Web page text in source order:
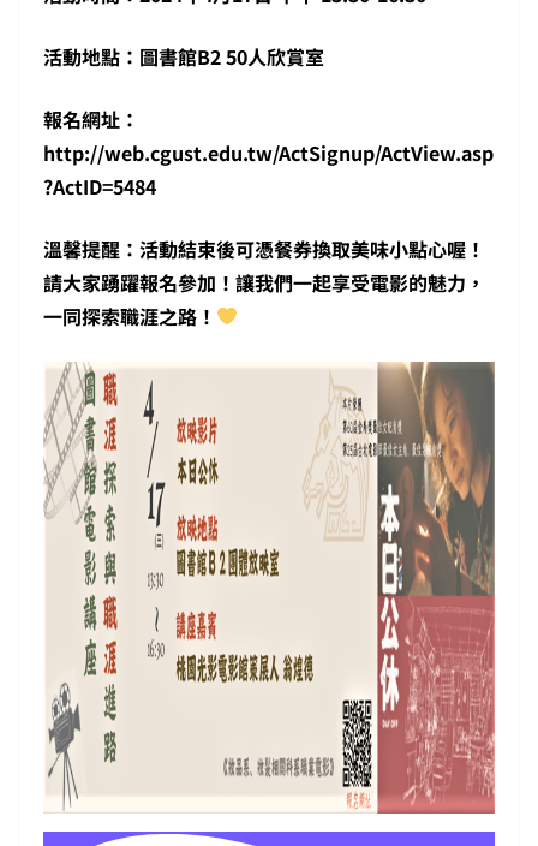
活動地點：圖書館B2 50人欣賞室
報名網址：
http://web.cgust.edu.tw/ActSignup/ActView.asp
?ActID=5484
溫馨提醒：活動結束後可憑餐券換取美味小點心喔！
請大家踴躍報名參加！讓我們一起享受電影的魅力，
一同探索職涯之路！